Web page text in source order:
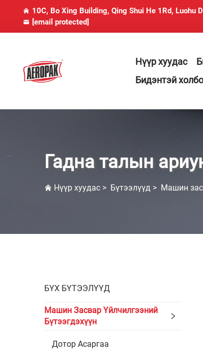
10C, Bo Xing Building, Qing Shui He 1Rd, Luohu
[email protected]
Нүүр хуудас
Бидэнтэй
Гадна талын
Нүүр хуудас > Бүтээлүүд > Машин
БҮХ БҮТЭЭЛҮҮД
Машин Засвар Үйлчилгээний
Бүтээгдэхүүн
Дотор Асаргаа